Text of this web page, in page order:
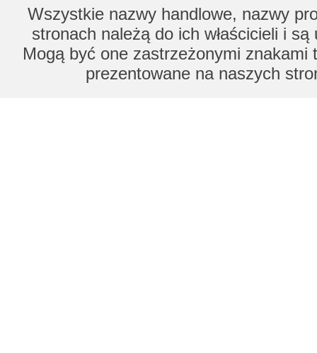
Wszystkie nazwy handlowe, nazwy
stronach należą do ich właścicieli i
Mogą być one zastrzeżonymi znakami
prezentowane na naszych